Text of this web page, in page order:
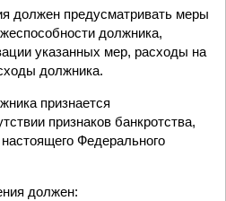
должен предусматривать меры
должника,
указанных мер, расходы на
должника.
признается
признаков банкротства,
Федерального
должен: